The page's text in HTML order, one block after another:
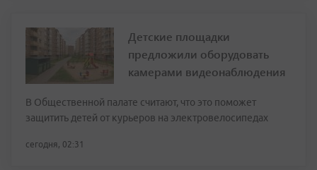
Детские площадки
предложили оборудовать
камерами видеонаблюдения
В Общественной палате считают, что это поможет
защитить детей от курьеров на электровелосипедах
сегодня, 02:31